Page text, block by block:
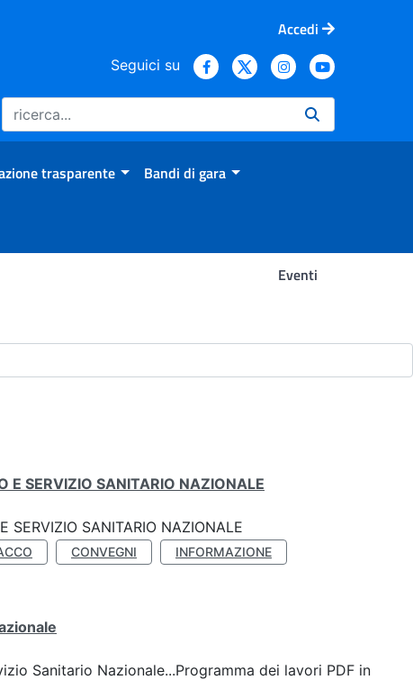
Accedi
Seguici su
trasparente Bandi di gara
Eventi
SERVIZIO SANITARIO NAZIONALE
SERVIZIO SANITARIO NAZIONALE
CONVEGNI
INFORMAZIONE
Sanitario Nazionale...Programma dei lavori PDF in